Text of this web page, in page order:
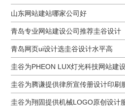
山东网站建站哪家公司好
青岛专业网站建设公司推荐圭谷设计
青岛网页ui设计选圭谷设计水平高
圭谷为PHEON LUX灯光科技网站建
圭谷为腾谦提供律所宣传册设计印刷
圭谷为翔固提供机械LOGO原创设计